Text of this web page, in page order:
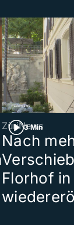
3 Min
ZüriNews
Nach
Florhof